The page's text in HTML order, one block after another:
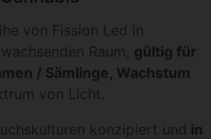
von Fission Led in
Raum, gültig für
/ Sämlinge, Wachstum
von Licht.
konzipiert und in